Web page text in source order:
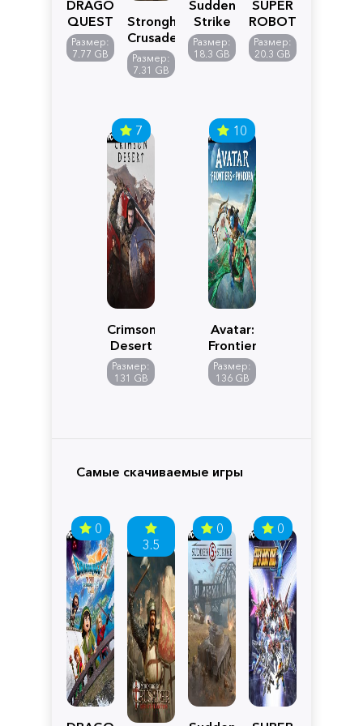
DRAGON
QUEST
VII
Reimagined
Размер:
7.77 GB
Stronghold
Crusader:
Definitive
Edition
Размер:
7.31 GB
Sudden
Strike
5
Размер:
18.3 GB
SUPER
ROBOT
WARS
Y
Размер:
20.3 GB
7
Crimson
Desert
Размер:
131 GB
10
Avatar:
Frontiers
of
Pandora
Размер:
136 GB
Самые скачиваемые игры
0
3.5
0 0